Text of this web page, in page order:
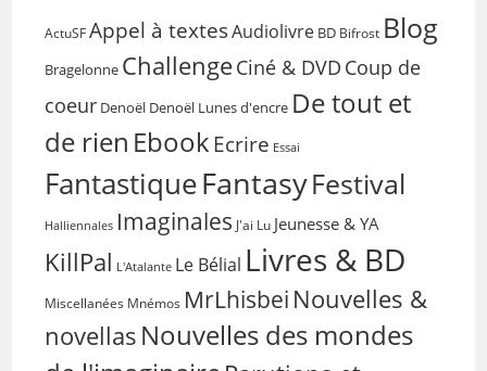
ActuSF Appel à textesAudiolivre BD Bifrost Blog
Bragelonne ChallengeCiné & DVD Coup de
coeur Denoël Denoël Lunes d'encre De tout et
de rien EbookEcrire Essai
FantastiqueFantasyFestival
Halliennales Imaginales J'ai Lu Jeunesse & YA
KillPal L'Atalante Le Bélial Livres & BD
Miscellanées Mnémos MrLhisbei Nouvelles &
novellas Nouvelles des mondes